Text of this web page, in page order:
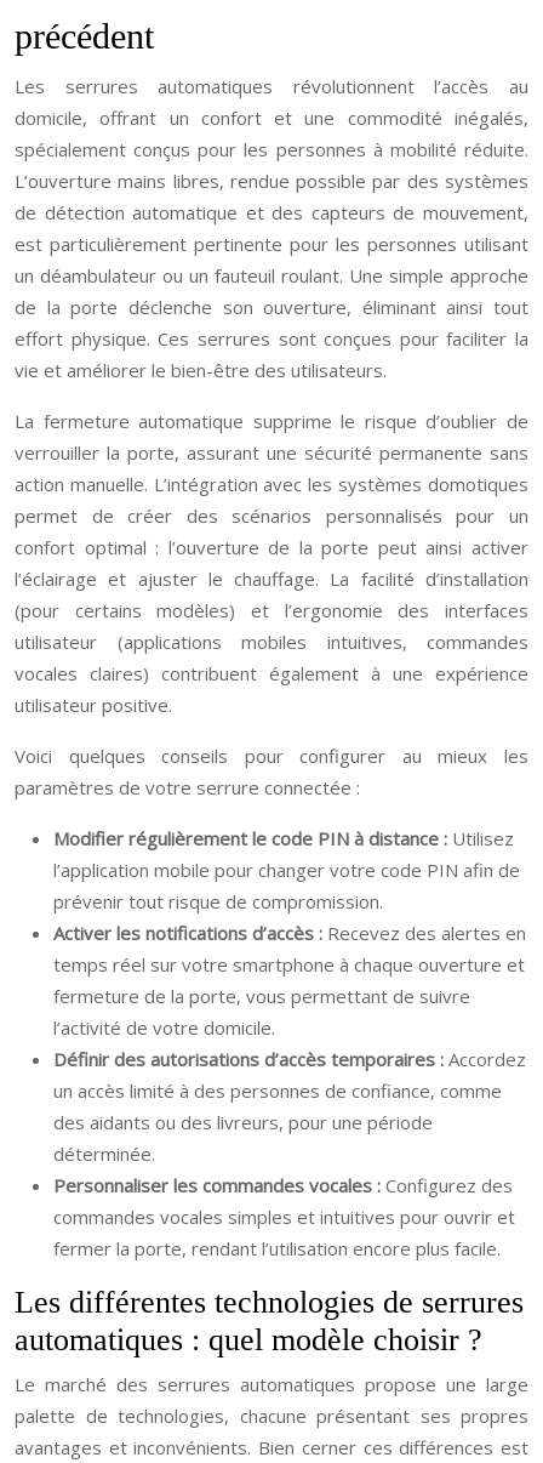
précédent
Les serrures automatiques révolutionnent l’accès au
domicile, offrant un confort et une commodité inégalés,
spécialement conçus pour les personnes à mobilité réduite.
L’ouverture mains libres, rendue possible par des systèmes
de détection automatique et des capteurs de mouvement,
est particulièrement pertinente pour les personnes utilisant
un déambulateur ou un fauteuil roulant. Une simple approche
de la porte déclenche son ouverture, éliminant ainsi tout
effort physique. Ces serrures sont conçues pour faciliter la
vie et améliorer le bien-être des utilisateurs.
La fermeture automatique supprime le risque d’oublier de
verrouiller la porte, assurant une sécurité permanente sans
action manuelle. L’intégration avec les systèmes domotiques
permet de créer des scénarios personnalisés pour un
confort optimal : l’ouverture de la porte peut ainsi activer
l’éclairage et ajuster le chauffage. La facilité d’installation
(pour certains modèles) et l’ergonomie des interfaces
utilisateur (applications mobiles intuitives, commandes
vocales claires) contribuent également à une expérience
utilisateur positive.
Voici quelques conseils pour configurer au mieux les
paramètres de votre serrure connectée :
Modifier régulièrement le code PIN à distance : Utilisez
l’application mobile pour changer votre code PIN afin de
prévenir tout risque de compromission.
Activer les notifications d’accès : Recevez des alertes en
temps réel sur votre smartphone à chaque ouverture et
fermeture de la porte, vous permettant de suivre
l’activité de votre domicile.
Définir des autorisations d’accès temporaires : Accordez
un accès limité à des personnes de confiance, comme
des aidants ou des livreurs, pour une période
déterminée.
Personnaliser les commandes vocales : Configurez des
commandes vocales simples et intuitives pour ouvrir et
fermer la porte, rendant l’utilisation encore plus facile.
Les différentes technologies de serrures
automatiques : quel modèle choisir ?
Le marché des serrures automatiques propose une large
palette de technologies, chacune présentant ses propres
avantages et inconvénients. Bien cerner ces différences est